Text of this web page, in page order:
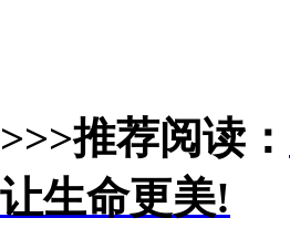
>>>推荐阅读：
让生命更美!